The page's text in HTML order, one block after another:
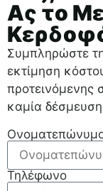
Ας το
Συμπληρώστε
εκτίμηση
προτεινόμενης
καμία
Τηλέφωνο